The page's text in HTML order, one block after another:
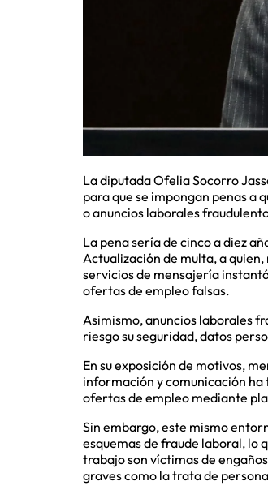
La diputada Ofelia Socorro
para que se impongan penas a
o anuncios laborales
La pena sería de cinco a diez
Actualización de multa, a
servicios de mensajería
ofertas de empleo falsas.
Asimismo, anuncios laborales
riesgo su seguridad, datos
En su exposición de motivos,
información y comunicación
ofertas de empleo mediante
Sin embargo, este mismo
esquemas de fraude laboral, lo
trabajo son víctimas de
graves como la trata de